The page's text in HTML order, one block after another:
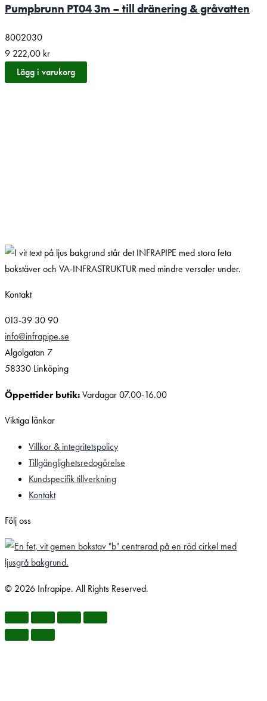
Pumpbrunn PT04 3m – till dränering & gråvatten
8002030
9 222,00 kr
Lägg i varukorg
Kontakt
013-39 30 90
info@infrapipe.se
Algolgatan 7
58330 Linköping
Öppettider butik:Vardagar 07.00-16.00
Viktiga länkar
Villkor & integritetspolicy
Tillgänglighetsredogörelse
Kundspecifik tillverkning
Kontakt
Följ oss
© 2026 Infrapipe. All Rights Reserved.